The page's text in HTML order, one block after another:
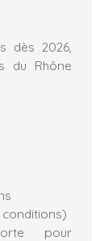
dès 2026,
du Rhône
conditions)
pour